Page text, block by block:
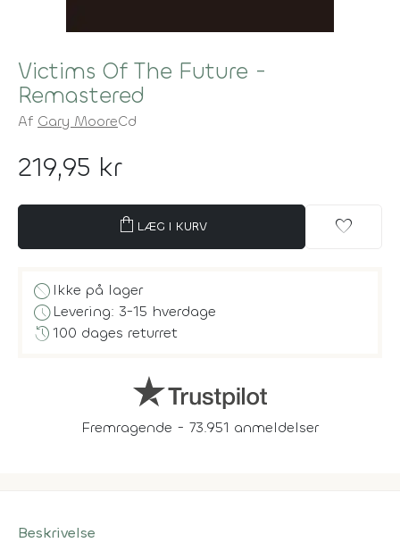
Victims Of The Future -
Remastered
Af Gary MooreCd
219,95 kr
shopping_bag LÆG I KURV favorite
block Ikke på lager
scheduleLevering: 3-15 hverdage
history100 dages returret
Fremragende - 73.951 anmeldelser
Beskrivelse